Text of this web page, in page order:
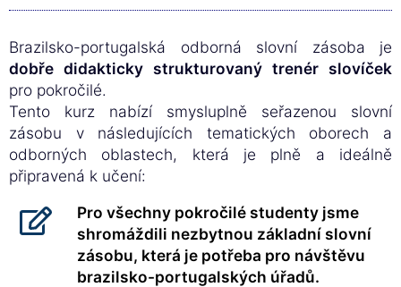
Brazilsko-portugalská odborná slovní zásoba je
dobře didakticky strukturovaný trenér slovíček
pro pokročilé.
Tento kurz nabízí smysluplně seřazenou slovní
zásobu v následujících tematických oborech a
odborných oblastech, která je plně a ideálně
připravená k učení:
Pro všechny pokročilé studenty jsme
shromáždili nezbytnou základní slovní
zásobu, která je potřeba pro návštěvu
brazilsko-portugalských úřadů.